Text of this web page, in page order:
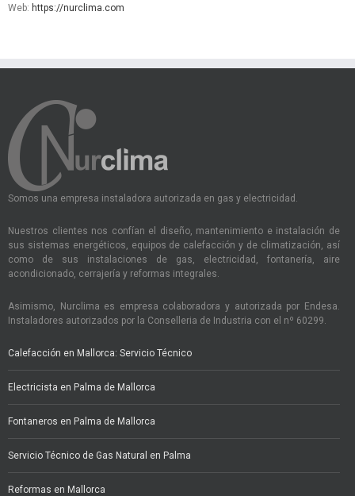
Web: https://nurclima.com
Somos una empresa instaladora autorizada en gas y electricidad.
Nuestros clientes nos confían el diseño, mantenimiento e instalación de
sus sistemas energéticos, equipos de calefacción y de climatización, así
como de sus instalaciones de gas, electricidad, fontanería, aire
acondicionado, cerrajería y reformas integrales.
Asimismo, Nurclima es empresa colaboradora y autorizada por Endesa.
Instaladores autorizados por la Conselleria de Industria con el nº 60299.
Calefacción en Mallorca: Servicio Técnico
Electricista en Palma de Mallorca
Fontaneros en Palma de Mallorca
Servicio Técnico de Gas Natural en Palma
Reformas en Mallorca